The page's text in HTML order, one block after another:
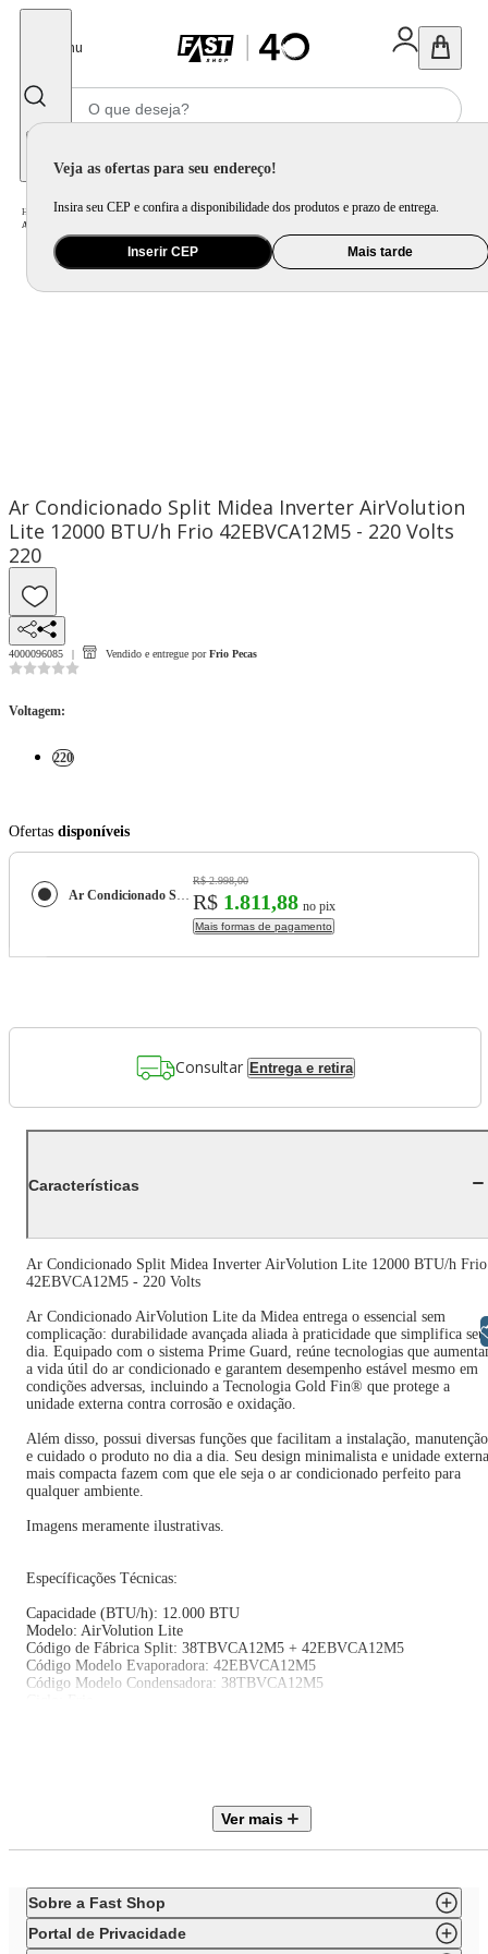
Menu
Veja as ofertas para seu endereço!
Insira seu CEP e confira a disponibilidade dos produtos e prazo de entrega.
Inserir CEP Mais tarde
Home Ar e Ventilação / Ar Condicionado
Ar Condicionado Split Midea Inverter AirVolution Lite 12000 BTU/h Frio 42EBVCA12M5 - 220 Volts
Ar Condicionado Split Midea Inverter AirVolution
Lite 12000 BTU/h Frio 42EBVCA12M5 - 220 Volts
220
4000096085 Vendido e entregue por Frio Pecas
Voltagem:
220
Ofertas disponíveis
Ar Condicionado Split Midea Inverter AirVolution Lite 12000 BTU/h Frio 42EBVCA12M5 - 220 Volts
R$ 2.998,00
R$ 1.811,88 no pix
Mais formas de pagamento
Consultar Entrega e retira
Características
Ar Condicionado Split Midea Inverter AirVolution Lite 12000 BTU/h Frio
42EBVCA12M5 - 220 Volts
Ar Condicionado AirVolution Lite da Midea entrega o essencial sem
complicação: durabilidade avançada aliada à praticidade que simplifica seu
dia. Equipado com o sistema Prime Guard, reúne tecnologias que
a vida útil do ar condicionado e garantem desempenho estável mesmo em
condições adversas, incluindo a Tecnologia Gold Fin® que protege a
unidade externa contra corrosão e oxidação.
Além disso, possui diversas funções que facilitam a instalação, manutenção
e cuidado o produto no dia a dia. Seu design minimalista e unidade externa
mais compacta fazem com que ele seja o ar condicionado perfeito para
qualquer ambiente.
Imagens meramente ilustrativas.
Específicações Técnicas:
Capacidade (BTU/h): 12.000 BTU
Modelo: AirVolution Lite
Código de Fábrica Split: 38TBVCA12M5 + 42EBVCA12M5
Código Modelo Evaporadora: 42EBVCA12M5
Código Modelo Condensadora: 38TBVCA12M5
Indicador de Temperatura na Evaporadora: Sim
Turbo: Sim
Desumidificação: Sim
Filtro anti-bactéria: Sim
IDRS: 4,6
Ver mais
Sobre a Fast Shop
Portal de Privacidade
Libras